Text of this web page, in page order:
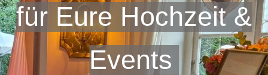
für Eure Hochzeit &
Events